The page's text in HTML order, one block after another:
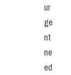
ur
ge
nt
ne
ed